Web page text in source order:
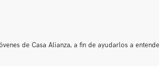
de Casa Alianza, a fin de ayudarlos a